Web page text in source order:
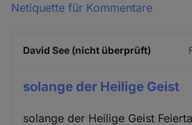
Netiquette für Kommentare
David See (nicht überprüft)
solange der Heilige Geist
solange der Heilige Geist